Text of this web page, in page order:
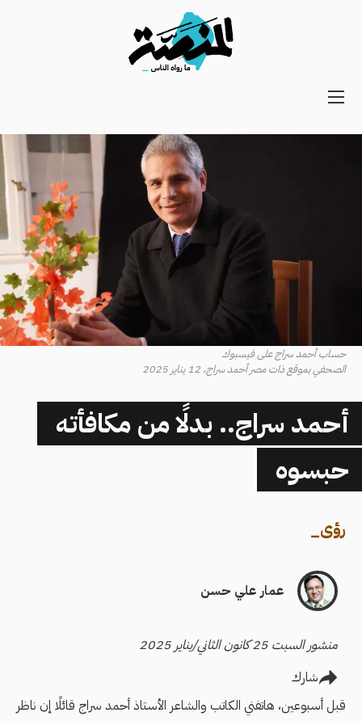
Main
حساب أحمد سراج على فيسبوك
الصحفي بموقع ذات مصر أحمد سراج، 12 يناير 2025
أحمد سراج.. بدلًا من مكافأته
حبسوه
رؤى_
عمار علي حسن
منشور السبت 25 كانون الثاني/يناير 2025
شارك
قبل أسبوعين، هاتفني الكاتب والشاعر الأستاذ أحمد سراج قائلًا إن ناظر